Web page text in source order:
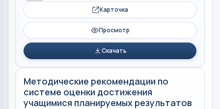
Карточка
Просмотр
Скачать
Методические рекомендации по
системе оценки достижения
учащимися планируемых результатов